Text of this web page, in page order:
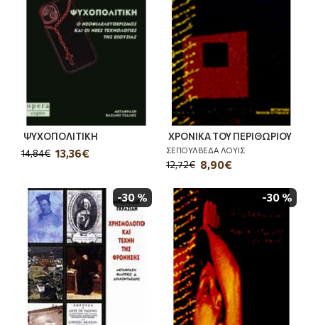
ΨΥΧΟΠΟΛΙΤΙΚΗ
13,36€
14,84€
ΧΡΟΝΙΚΑ ΤΟΥ ΠΕΡΙΘΩΡΙΟΥ
ΣΕΠΟΥΛΒΕΔΑ ΛΟΥΙΣ
8,90€
12,72€
-30 % -30 %